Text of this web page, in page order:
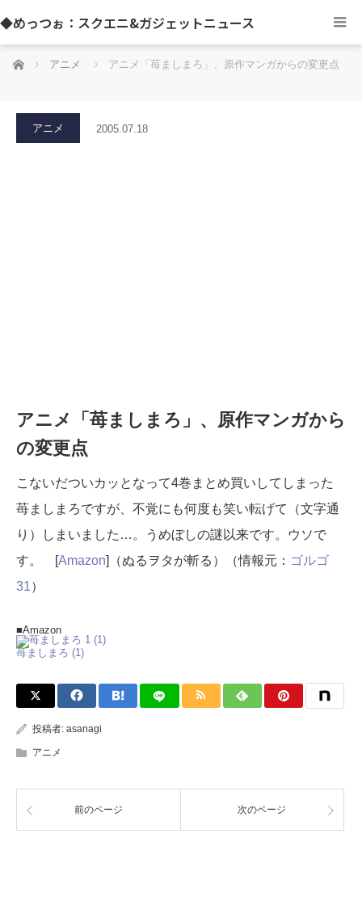
◆めっつぉ：スクエニ&ガジェットニュース
ホーム アニメ アニメ「苺ましまろ」、原作マンガからの変更点
アニメ 2005.07.18
アニメ「苺ましまろ」、原作マンガから
の変更点
こないだついカッとなって4巻まとめ買いしてしまった
苺ましまろですが、不覚にも何度も笑い転げて（文字通
り）しまいました…。うめぼしの謎以来です。ウソで
す。 [Amazon]（ぬるヲタが斬る）（情報元： ゴルゴ
31）
■Amazon
苺ましまろ (1)
投稿者: asanagi
アニメ
前のページ 次のページ